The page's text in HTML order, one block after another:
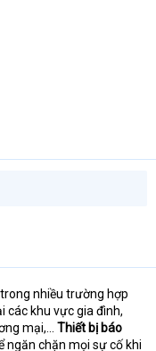
nhiều trường hợp
các khu vực gia đình,
mại,… Thiết bị báo
ngăn chặn mọi sự cố khi